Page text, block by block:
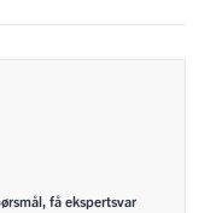
få ekspertsvar